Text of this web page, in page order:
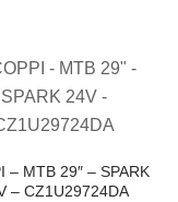
– MTB 29″ – SPARK
– CZ1U29724DA